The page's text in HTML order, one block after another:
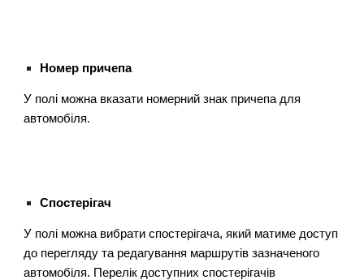
Номер причепа
У полі можна вказати номерний знак причепа для
автомобіля.
Спостерігач
У полі можна вибрати спостерігача, який матиме доступ
до перегляду та редагування маршрутів зазначеного
автомобіля. Перелік доступних спостерігачів